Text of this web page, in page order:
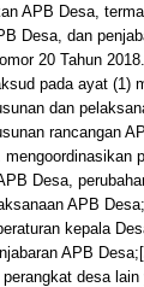
APB Desa,
Desa, dan
20 Tahun
pada ayat (1)
dan
rancangan
Desa,
APB
kepala
APB
desa